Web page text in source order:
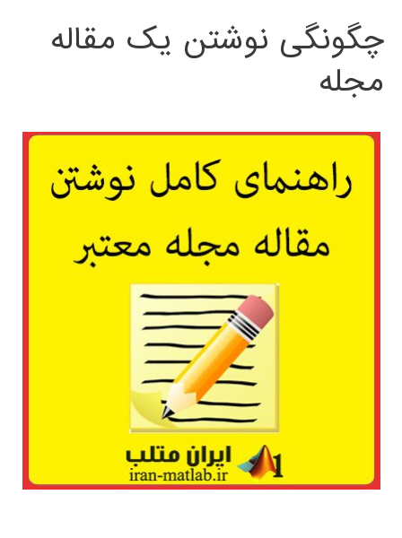
چگونگی نوشتن یک مقاله
مجله